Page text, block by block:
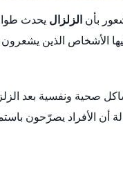
بأن الزلزال يحدث
الأشخاص الذين يشعرون
صحية ونفسية بعد
أن الأفراد يصرّحون